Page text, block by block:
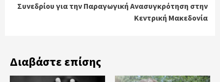
Συνεδρίου για την Παραγωγική Ανασυγκρότηση στην
Κεντρική Μακεδονία
Διαβάστε επίσης